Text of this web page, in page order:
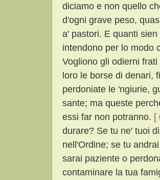
diciamo e non quello
d'ogni grave peso,
a' pastori. E quanti
intendono per lo modo
Vogliono gli odierni
loro le borse di denari,
perdoniate le 'ngiurie,
sante; ma queste
essi far non potranno. [
durare? Se tu ne' tuoi
nell'Ordine; se tu
sarai paziente o
contaminare la tua